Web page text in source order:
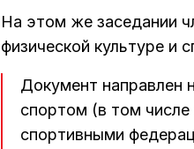
На этом же заседании
физической культуре и
Документ направлен
спортом (в том
спортивными